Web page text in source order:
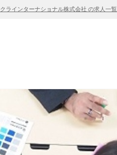
ラインターナショナル株式会社 の求人一覧